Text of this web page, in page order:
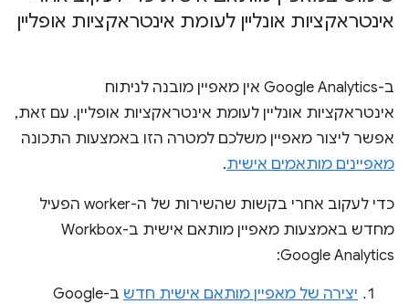
אינטראקציות אונליין לעומת אינטראקציות אופליין
ב-Google Analytics אין מאפיין מובנה לניתוח
אינטראקציות אונליין לעומת אינטראקציות אופליין. עם זאת,
אפשר ליצור מאפיין משלכם למטרה הזו באמצעות התכונה
מאפיינים מותאמים אישית.
כדי לעקוב אחרי בקשות שהשירות של ה-worker הפעיל
מחדש באמצעות מאפיין מותאם אישית ב-Workbox
Google Analytics:
יצירה של מאפיין מותאם אישית חדש
ב-Google